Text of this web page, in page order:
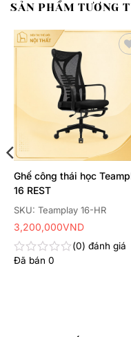
SẢN PHẨM TƯƠNG
SKU: Teamplay 16-HR
Ghế công thái học
16 REST
Được
0
đánh giá
Đã bán 0
3,200,000VND